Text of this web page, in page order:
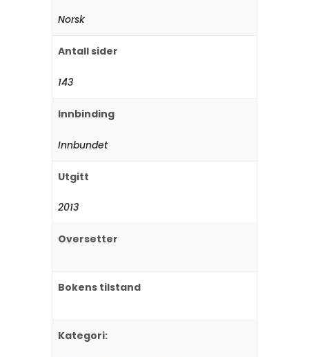
Norsk
Antall sider
143
Innbinding
Innbundet
Utgitt
2013
Oversetter
Bokens tilstand
Kategori: